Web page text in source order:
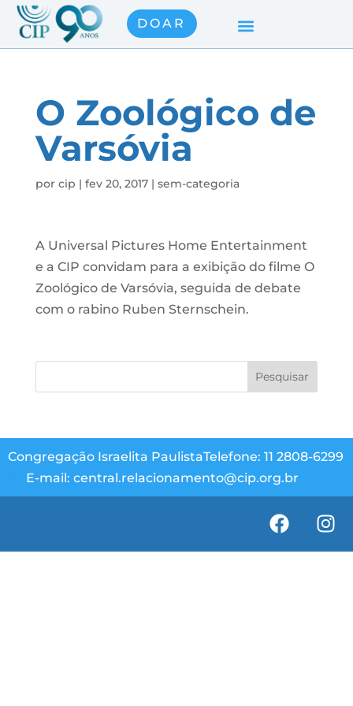
DOAR
O Zoológico de
Varsóvia
por cip | fev 20, 2017| sem-categoria
A Universal Pictures Home Entertainment
e a CIP convidam para a exibição do filme O
Zoológico de Varsóvia, seguida de debate
com o rabino Ruben Sternschein.
Congregação Israelita PaulistaTelefone: 11 2808-6299
E-mail: central.relacionamento@cip.org.br